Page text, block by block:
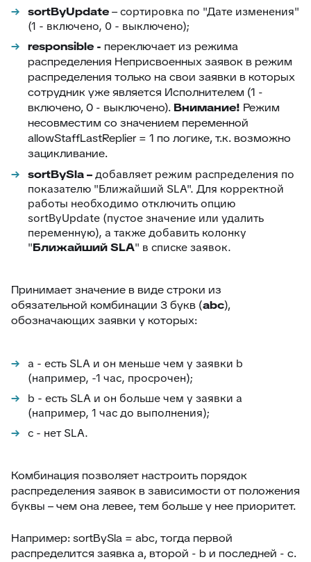
sortByUpdate– сортировка по "Дате изменения"
(1 - включено, 0 - выключено);
responsible - переключает из режима
распределения Неприсвоенных заявок в режим
распределения только на свои заявки в которых
сотрудник уже является Исполнителем (1 -
включено, 0 - выключено). Внимание! Режим
несовместим со значением переменной
allowStaffLastReplier = 1 по логике, т.к. возможно
зацикливание.
sortBySla –добавляет режим распределения по
показателю "Ближайший SLA". Для корректной
работы необходимо отключить опцию
sortByUpdate (пустое значение или удалить
переменную), а также добавить колонку
"Ближайший SLA" в списке заявок.
Принимает значение в виде строки из
обязательной комбинации 3 букв (abc),
обозначающих заявки у которых:
a - есть SLA и он меньше чем у заявки b
(например, -1 час, просрочен);
b - есть SLA и он больше чем у заявки a
(например, 1 час до выполнения);
c - нет SLA.
Комбинация позволяет настроить порядок
распределения заявок в зависимости от положения
буквы – чем она левее, тем больше у нее приоритет.
Например: sortBySla = abc, тогда первой
распределится заявка a, второй - b и последней - c.